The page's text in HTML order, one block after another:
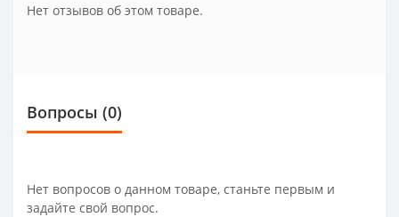
Нет отзывов об этом товаре.
Вопросы (0)
Нет вопросов о данном товаре, станьте первым и
задайте свой вопрос.